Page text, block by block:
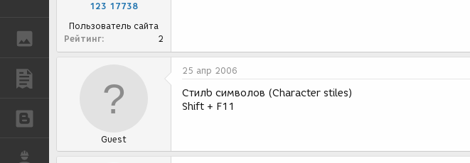
ГАЛЕРЕЯ
и
я
123 17738
Пользователь сайта
Рейтинг
2
Guest
25 апр 2006
Стилb символов (Character stiles)
Shift + F11